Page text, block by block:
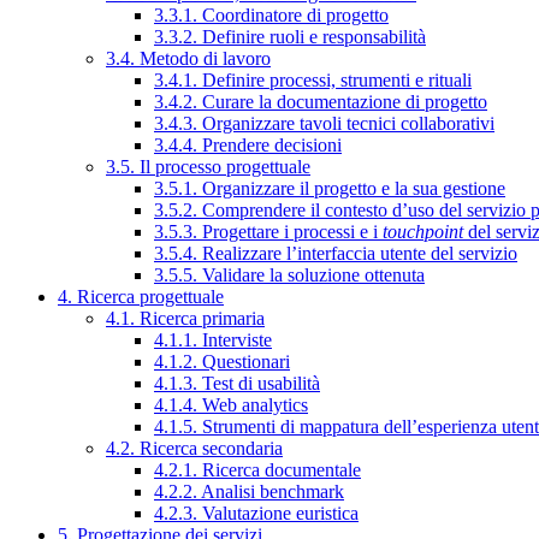
3.3.1. Coordinatore di progetto
3.3.2. Definire ruoli e responsabilità
3.4. Metodo di lavoro
3.4.1. Definire processi, strumenti e rituali
3.4.2. Curare la documentazione di progetto
3.4.3. Organizzare tavoli tecnici collaborativi
3.4.4. Prendere decisioni
3.5. Il processo progettuale
3.5.1. Organizzare il progetto e la sua gestione
3.5.2. Comprendere il contesto d’uso del servizio
3.5.3. Progettare i processi e i touchpointdel
3.5.4. Realizzare l’interfaccia utente del servizio
3.5.5. Validare la soluzione ottenuta
4. Ricerca progettuale
4.1. Ricerca primaria
4.1.1. Interviste
4.1.2. Questionari
4.1.3. Test di usabilità
4.1.4. Web analytics
4.1.5. Strumenti di mappatura dell’esperienza
4.2. Ricerca secondaria
4.2.1. Ricerca documentale
4.2.2. Analisi benchmark
4.2.3. Valutazione euristica
5. Progettazione dei servizi